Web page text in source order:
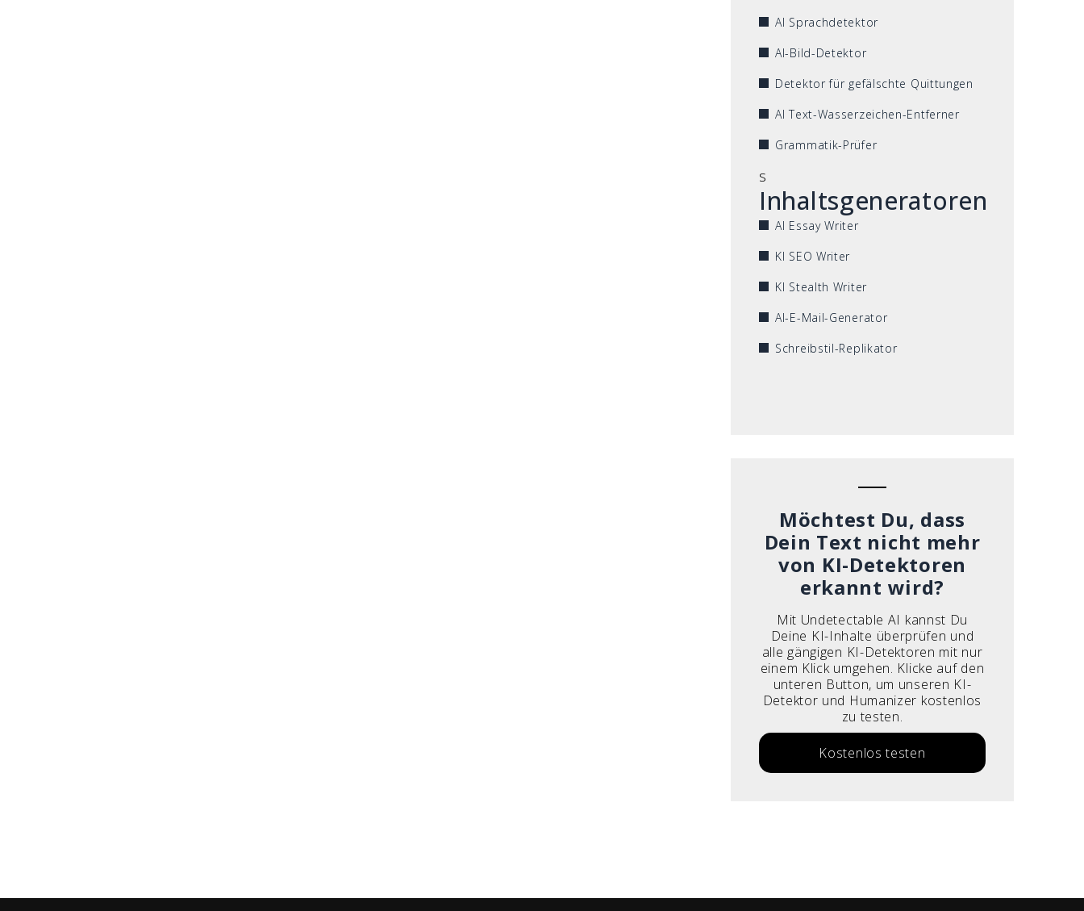
AI Sprachdetektor
AI-Bild-Detektor
Detektor für gefälschte Quittungen
AI Text-Wasserzeichen-Entferner
Grammatik-Prüfer
s
Inhaltsgeneratoren
AI Essay Writer
KI SEO Writer
KI Stealth Writer
AI-E-Mail-Generator
Schreibstil-Replikator
Möchtest Du, dass
Dein Text nicht mehr
von KI-Detektoren
erkannt wird?
Mit Undetectable AI kannst Du
Deine KI-Inhalte überprüfen und
alle gängigen KI-Detektoren mit nur
einem Klick umgehen. Klicke auf den
unteren Button, um unseren KI-
Detektor und Humanizer kostenlos
zu testen.
Kostenlos testen